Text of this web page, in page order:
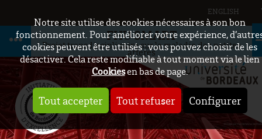
Notre site utilise des cookies nécessaires à son bon
fonctionnement. Pour améliorer votre expérience,
cookies peuvent être utilisés : vous pouvez choisir de les
désactiver. Cela reste modifiable à tout moment via le lien
Cookiesen bas de page.
Tout accepter Tout refuser Configurer
ENGLISH
FHU SMART
Projet transdisciplinaire sur la maladie des petites
artères